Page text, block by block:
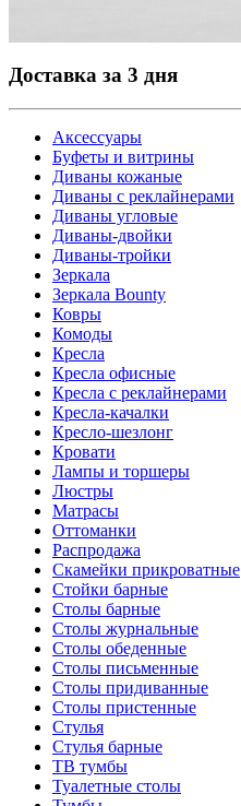
Доставка за 3 дня
Аксессуары
Буфеты и витрины
Диваны кожаные
Диваны с реклайнерами
Диваны угловые
Диваны-двойки
Диваны-тройки
Зеркала
Зеркала Bounty
Ковры
Комоды
Кресла
Кресла офисные
Кресла с реклайнерами
Кресла-качалки
Кресло-шезлонг
Кровати
Лампы и торшеры
Люстры
Матрасы
Оттоманки
Распродажа
Скамейки прикроватные
Стойки барные
Столы барные
Столы журнальные
Столы обеденные
Столы письменные
Столы придиванные
Столы пристенные
Стулья
Стулья барные
ТВ тумбы
Туалетные столы